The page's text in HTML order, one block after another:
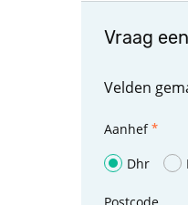
Vraag
Velden
Aanhef
Dhr